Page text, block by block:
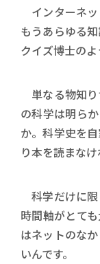
インターネッ
もうあらゆる
クイズ博士のよ
単なる物知
の科学は明ら
か。科学史を
り本を読まなけ
科学だけに限
時間軸がとて
はネットのな
いんです。